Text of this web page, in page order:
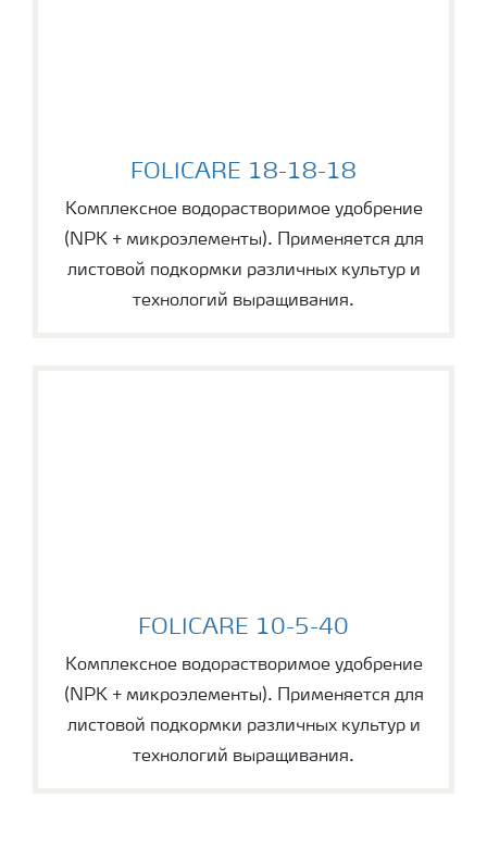
FOLICARE 18-18-18
FOLICARE 18-18-18
Комплексное водорастворимое удобрение
(NPK + микроэлементы). Применяется для
листовой подкормки различных культур и
технологий выращивания.
FOLICARE 10-5-40
FOLICARE 10-5-40
Комплексное водорастворимое удобрение
(NPK + микроэлементы). Применяется для
листовой подкормки различных культур и
технологий выращивания.